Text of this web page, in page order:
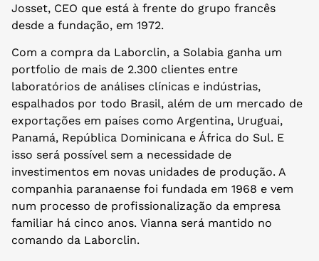
Josset, CEO que está à frente do grupo francês
desde a fundação, em 1972.
Com a compra da Laborclin, a Solabia ganha um
portfolio de mais de 2.300 clientes entre
laboratórios de análises clínicas e indústrias,
espalhados por todo Brasil, além de um mercado de
exportações em países como Argentina, Uruguai,
Panamá, República Dominicana e África do Sul. E
isso será possível sem a necessidade de
investimentos em novas unidades de produção. A
companhia paranaense foi fundada em 1968 e vem
num processo de profissionalização da empresa
familiar há cinco anos. Vianna será mantido no
comando da Laborclin.